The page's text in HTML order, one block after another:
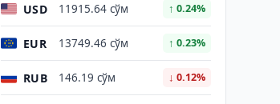
USD 11915.64 сўм ↑ 0.24%
EUR 13749.46 сўм ↑ 0.23%
RUB 146.19 сўм ↓ 0.12%